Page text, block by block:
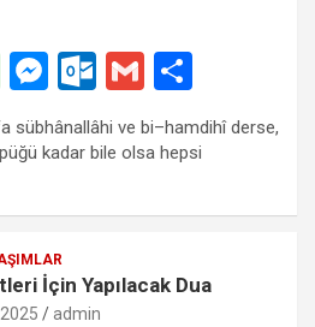
W
h
at
A
p
p
M
es
se
g
er
O
ut
lo
k.
o
G
m
ail
h
ar
sübhânallâhi ve bi–hamdihî derse,
kadar bile olsa hepsi
İçin Yapılacak Dua
admin